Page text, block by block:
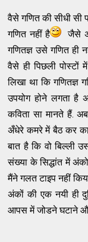
वैसे गणित की सीधी सी
गणित नहीं है
जैसे
गणितज्ञ उसे गणित ही
वैसे ही पिछली
लिखा था कि गणितज्ञ
उपयोग होने लगता है
कविता सा मानते हैं.
अँधेरे कमरे में बैठ कर
बात है कि वो बिल्ली
संख्या के सिद्धांत में
मैंने गलत टाइप नहीं
अंकों की एक नयी ही
आपस में जोडने घटाने